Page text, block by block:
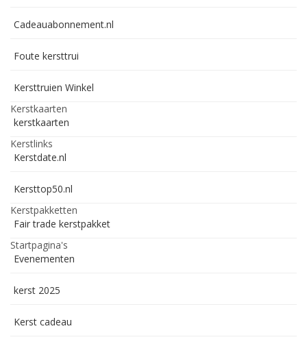
Cadeauabonnement.nl
Foute kersttrui
Kersttruien Winkel
Kerstkaarten
kerstkaarten
Kerstlinks
Kerstdate.nl
Kersttop50.nl
Kerstpakketten
Fair trade kerstpakket
Startpagina's
Evenementen
kerst 2025
Kerst cadeau